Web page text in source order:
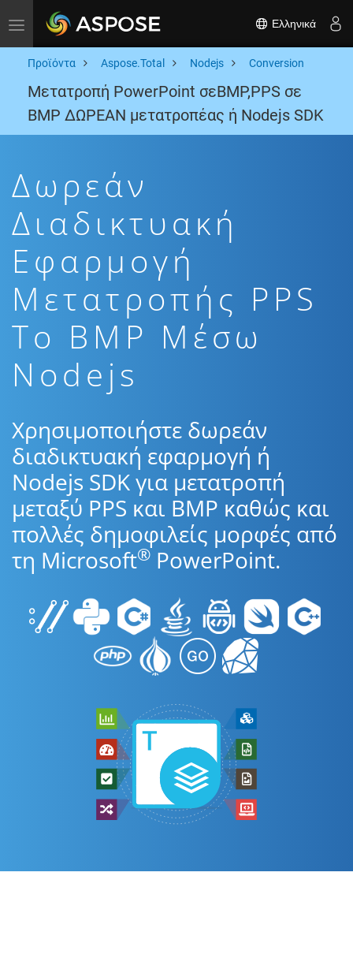
Toggle navigation Ελληνικά
Προϊόντα Aspose.Total Nodejs Conversion
Μετατροπή PowerPoint σεBMP,PPS σε
BMP ΔΩΡΕΑΝ μετατροπέας ή Nodejs SDK
Δωρεάν
Διαδικτυακή
Εφαρμογή
Μετατροπής PPS
To BMP Μέσω
Nodejs
Χρησιμοποιήστε δωρεάν
διαδικτυακή εφαρμογή ή
Nodejs SDK για μετατροπή
μεταξύ PPS και BMP καθώς και
πολλές δημοφιλείς μορφές από
τη Microsoft® PowerPoint.